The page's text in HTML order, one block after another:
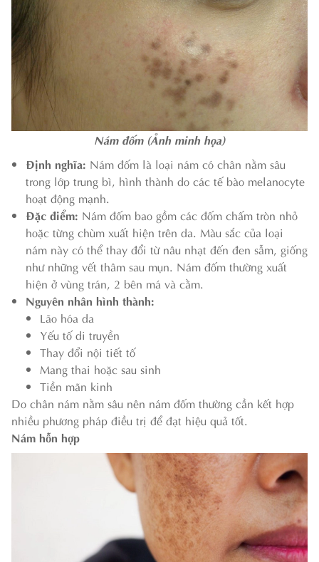
Nám đốm (Ảnh minh họa)
Định nghĩa: Nám đốm là loại nám có chân nằm sâu
trong lớp trung bì, hình thành do các tế bào melanocyte
hoạt động mạnh.
Đặc điểm: Nám đốm bao gồm các đốm chấm tròn nhỏ
hoặc từng chùm xuất hiện trên da. Màu sắc của loại
nám này có thể thay đổi từ nâu nhạt đến đen sẫm, giống
như những vết thâm sau mụn. Nám đốm thường xuất
hiện ở vùng trán, 2 bên má và cằm.
Nguyên nhân hình thành:
Lão hóa da
Yếu tố di truyền
Thay đổi nội tiết tố
Mang thai hoặc sau sinh
Tiền mãn kinh
Do chân nám nằm sâu nên nám đốm thường cần kết hợp
nhiều phương pháp điều trị để đạt hiệu quả tốt.
Nám hỗn hợp